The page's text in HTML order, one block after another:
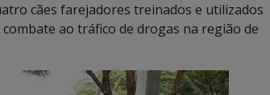
cães farejadores treinados e utilizados
ao tráfico de drogas na região de